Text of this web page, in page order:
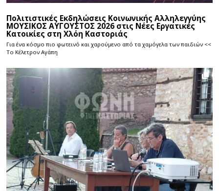
Πολιτιστικές Εκδηλώσεις Κοινωνικής Αλληλεγγύης
ΜΟΥΣΙΚΟΣ ΑΥΓΟΥΣΤΟΣ 2026 στις Νέες Εργατικές
Κατοικίες στη Χλόη Καστοριάς
Για ένα κόσμο πιο φωτεινό και χαρούμενο από τα χαμόγελα των παιδιών <<
Το Κέλετρον Αγάπη